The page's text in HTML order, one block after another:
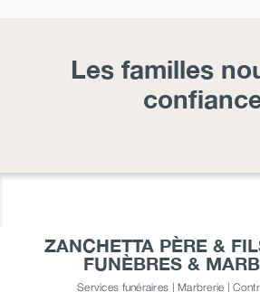
Les familles
ZANCHETTA PÈRE &
FUNÈBRES &
Services funéraires | Marbrerie |